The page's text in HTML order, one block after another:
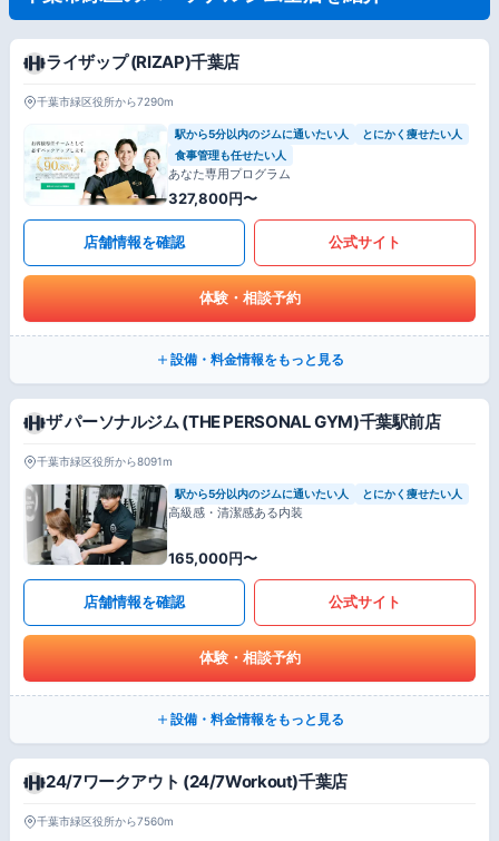
ライザップ (RIZAP)千葉店
千葉市緑区役所から7290m
駅から5分以内のジムに通いたい人
とにかく痩せたい人
食事管理も任せたい人
あなた専用プログラム
327,800円〜
店舗情報を確認 公式サイト
体験・相談予約
設備・料金情報をもっと見る
ザ パーソナルジム (THE PERSONAL GYM)千葉駅前店
千葉市緑区役所から8091m
駅から5分以内のジムに通いたい人 とにかく痩せたい人
高級感・清潔感ある内装
165,000円〜
店舗情報を確認 公式サイト
体験・相談予約
設備・料金情報をもっと見る
24/7ワークアウト (24/7Workout)千葉店
千葉市緑区役所から7560m